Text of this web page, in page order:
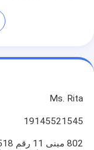
Ms. Rita
19145521545